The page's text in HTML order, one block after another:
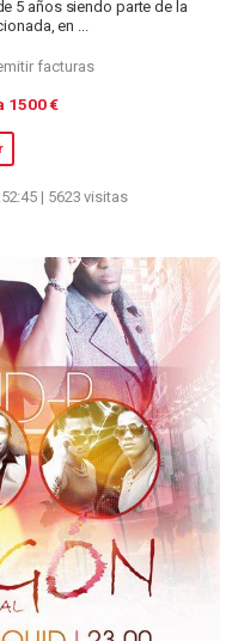
5 años siendo parte de la
en ...
facturas
1500 €
| 5623 visitas